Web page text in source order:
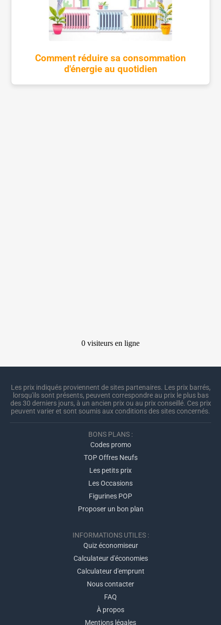
Comment réduire sa consommation
d'énergie au quotidien
Les prix indiqués proviennent de sites partenaires. Les prix barrés,
lorsqu'ils sont présents, peuvent correspondre au prix le plus bas
des 30 derniers jours, à un ancien prix ou au prix conseillé. Ces prix
peuvent varier et sont soumis aux conditions des sites concernés.
BONS PLANS :
Codes promo
TOP Offres Neufs
Les petits prix
Les Occasions
Figurines POP
Proposer un bon plan
INFORMATIONS UTILES :
Quiz économiseur
Calculateur d'économies
Calculateur d'emprunt
Nous contacter
FAQ
À propos
Mentions légales